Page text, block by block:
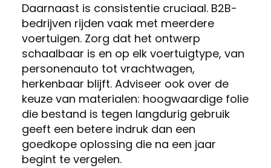
Daarnaast is consistentie cruciaal. B2B-
bedrijven rijden vaak met meerdere
voertuigen. Zorg dat het ontwerp
schaalbaar is en op elk voertuigtype, van
personenauto tot vrachtwagen,
herkenbaar blijft. Adviseer ook over de
keuze van materialen: hoogwaardige folie
die bestand is tegen langdurig gebruik
geeft een betere indruk dan een
goedkope oplossing die na een jaar
begint te vergelen.